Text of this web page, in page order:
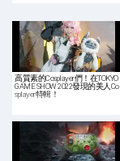
高質素的Cosplayer們！在TOKYO
GAME SHOW 2022發現的美人Co
splayer特輯！